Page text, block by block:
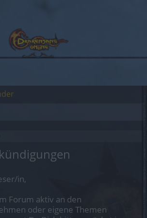
in,
Forum aktiv an den
oder eigene Themen